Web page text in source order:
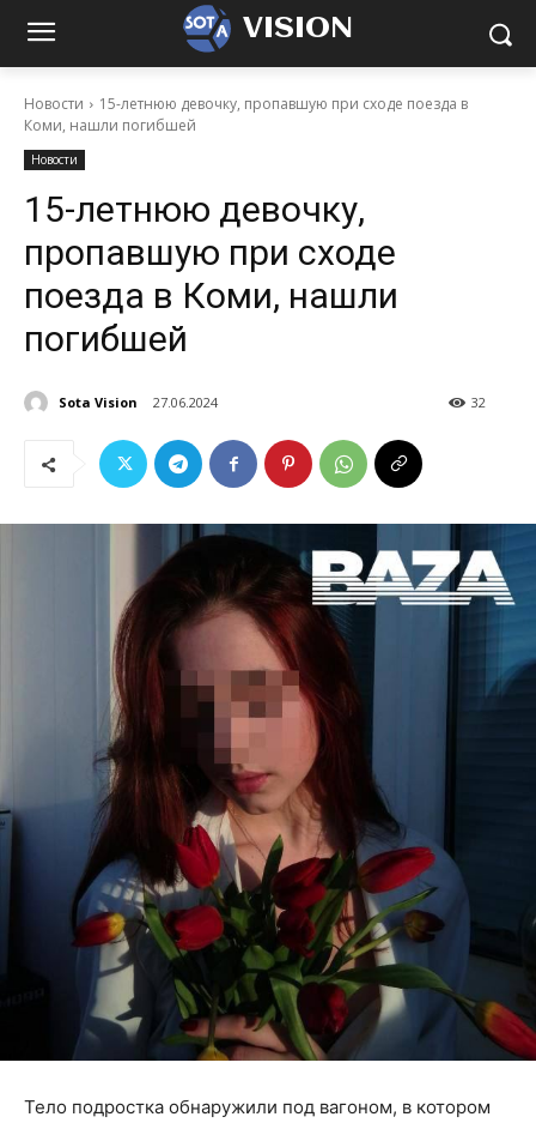
VISION
Новости
15-летнюю девочку, пропавшую при сходе поезда в
Коми, нашли погибшей
Новости
15-летнюю девочку,
пропавшую при сходе
поезда в Коми, нашли
погибшей
Sota Vision 27.06.2024 32
Тело подростка обнаружили под вагоном, в котором